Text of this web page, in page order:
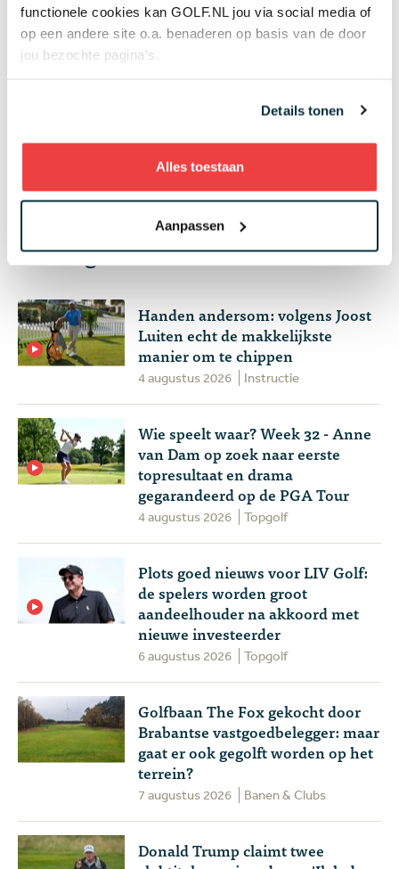
functionele cookies kan GOLF.NL jou via social media of
op een andere site o.a. benaderen op basis van de door
jou bezochte pagina’s.
Details tonen
Alles toestaan
Aanpassen
07 aug
In golf kent leeftijd geen grenzen: 50 jaar
verschil tussen de oudste en jongste
Meest gelezen
Handen andersom: volgens Joost
Luiten echt de makkelijkste
manier om te chippen
4 augustus 2026 Instructie
Wie speelt waar? Week 32 - Anne
van Dam op zoek naar eerste
topresultaat en drama
gegarandeerd op de PGA Tour
4 augustus 2026 Topgolf
Plots goed nieuws voor LIV Golf:
de spelers worden groot
aandeelhouder na akkoord met
nieuwe investeerder
6 augustus 2026 Topgolf
Golfbaan The Fox gekocht door
Brabantse vastgoedbelegger: maar
gaat er ook gegolft worden op het
terrein?
7 augustus 2026 Banen & Clubs
Donald Trump claimt twee